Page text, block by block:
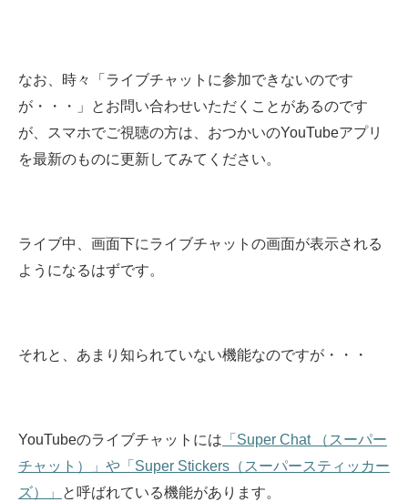
なお、時々「ライブチャットに参加できないのです
が・・・」とお問い合わせいただくことがあるのです
が、スマホでご視聴の方は、おつかいのYouTubeアプリ
を最新のものに更新してみてください。
ライブ中、画面下にライブチャットの画面が表示される
ようになるはずです。
それと、あまり知られていない機能なのですが・・・
YouTubeのライブチャットには 「Super Chat （スーパー
チャット）」や「Super Stickers（スーパースティッカー
ズ）」
と呼ばれている機能があります。